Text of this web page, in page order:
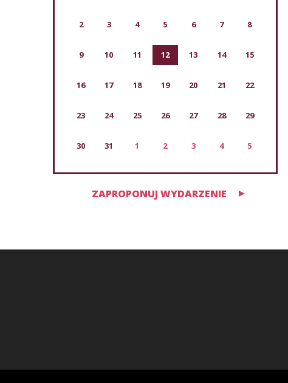
2 3 4 5 6 7 8
9 10 11 12 13 14 15
16 17 18 19 20 21 22
23 24 25 26 27 28 29
30 31 1 2 3 4 5
ZAPROPONUJ WYDARZENIE